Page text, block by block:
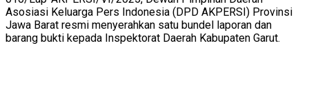
Asosiasi Keluarga Pers Indonesia (DPD AKPERSI) Provinsi
Jawa Barat resmi menyerahkan satu bundel laporan dan
barang bukti kepada Inspektorat Daerah Kabupaten Garut.